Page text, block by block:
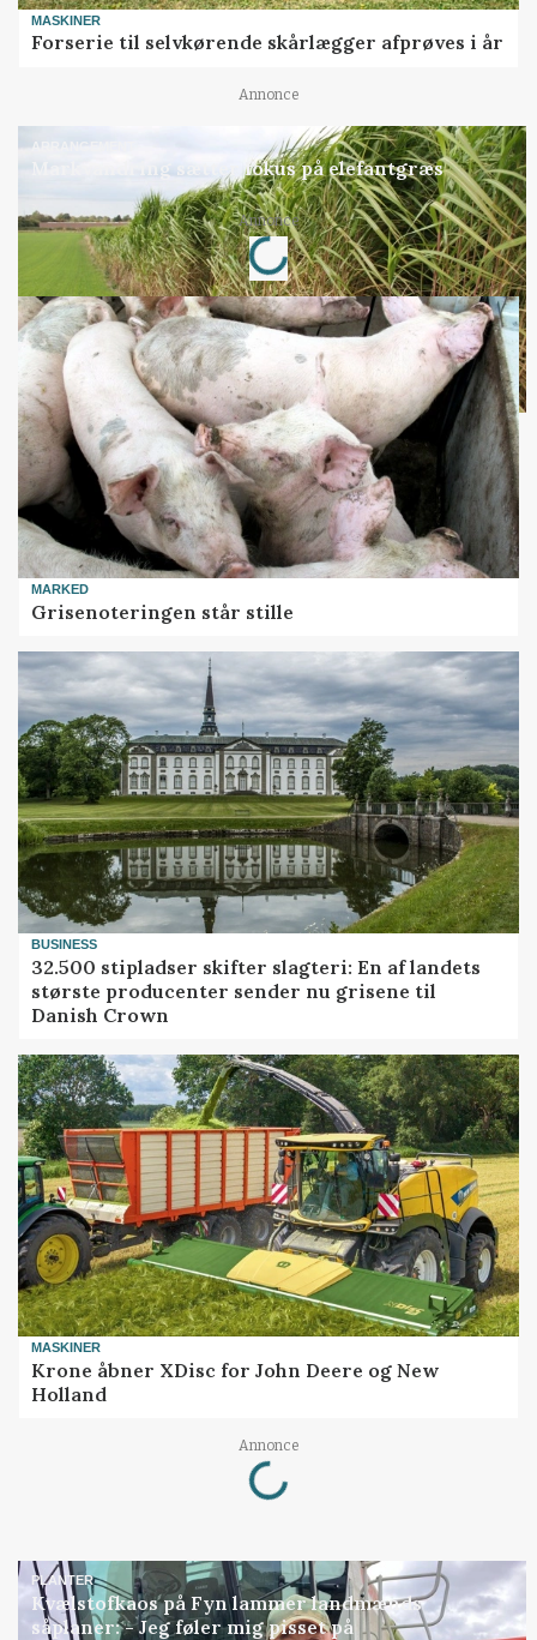
MASKINER
Forserie til selvkørende skårlægger afprøves i år
Annonce
ARRANGEMENT
Markvandring sætter fokus på elefantgræs
Annonce
Loading...
MARKED
Grisenoteringen står stille
BUSINESS
32.500 stipladser skifter slagteri: En af landets
største producenter sender nu grisene til
Danish Crown
MASKINER
Krone åbner XDisc for John Deere og New
Holland
Annonce
Loading...
PLANTER
Kvælstofkaos på Fyn lammer landmænds
såplaner: - Jeg føler mig pisset på